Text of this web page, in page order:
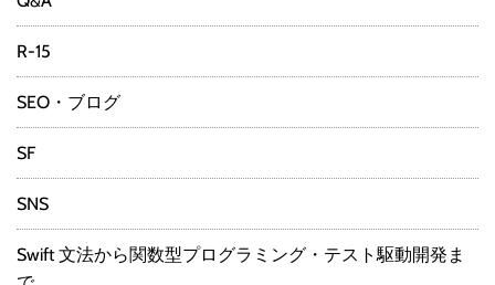
R-15
SEO・ブログ
SF
SNS
Swift 文法から関数型プログラミング・テスト駆動開発ま